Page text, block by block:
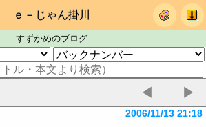
ｅ－じゃん掛川
すずかめのブログ
◀ ▶
2006/11/13 21:18